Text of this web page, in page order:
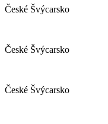
České Švýcarsko
České Švýcarsko
České Švýcarsko